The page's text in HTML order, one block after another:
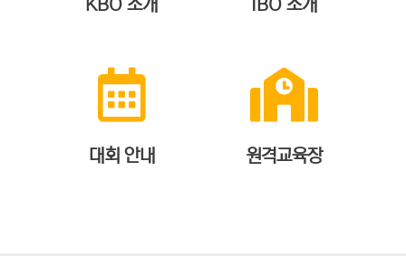
KBO 소개 IBO 소개
대회 안내 원격교육장